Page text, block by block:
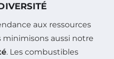
aux ressources
minimisons aussi notre
. Les combustibles